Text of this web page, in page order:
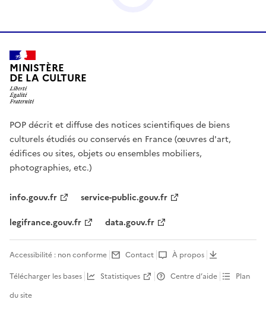
MINISTÈRE
DE LA CULTURE
POP décrit et diffuse des notices scientifiques de biens
culturels étudiés ou conservés en France (œuvres d'art,
édifices ou sites, objets ou ensembles mobiliers,
photographies, etc.)
info.gouv.fr
service-public.gouv.fr
legifrance.gouv.fr
data.gouv.fr
Accessibilité : non conforme Contact
À propos
Télécharger les bases
Statistiques Centre d’aide
Plan
du site